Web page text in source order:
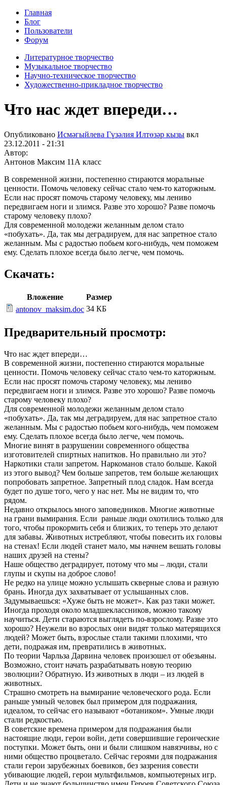
Главная
Блог
Пользователи
Форум
Литературное творчество
Музыкальное творчество
Научно-техническое творчество
Художественно-прикладное творчество
Что нас ждет впереди…
Опубликовано Исмәгыйлева Гүзәлия Илтөзәр кызы вкл
23.12.2011 - 21:31
Автор:
Антонов Максим 11А класс
В современной жизни, постепенно стираются моральные
ценности. Помочь человеку сейчас стало чем-то каторжным.
Если нас просят помочь старому человеку, мы лениво
передвигаем ноги и злимся. Разве это хорошо? Разве помочь
старому человеку плохо?
Для современной молодежи желанным делом стало
«побухать». Да, так мы деградируем, для нас запретное стало
желанным. Мы с радостью побьем кого-нибудь, чем поможем
ему. Сделать плохое всегда было легче, чем помочь.
Скачать:
Вложение
Размер
antonov_maksim.doc 34 КБ
Предварительный просмотр:
Что нас ждет впереди…
В современной жизни, постепенно стираются моральные
ценности. Помочь человеку сейчас стало чем-то каторжным.
Если нас просят помочь старому человеку, мы лениво
передвигаем ноги и злимся. Разве это хорошо? Разве помочь
старому человеку плохо?
Для современной молодежи желанным делом стало
«побухать». Да, так мы деградируем, для нас запретное стало
желанным. Мы с радостью побьем кого-нибудь, чем поможем
ему. Сделать плохое всегда было легче, чем помочь.
Многие винят в разрушении современного общества
изготовителей спиртных напитков. Но правильно ли это?
Наркотики стали запретом. Наркоманов стало больше. Какой
из этого вывод? Чем больше запретов, тем больше желающих
попробовать запретное. Запретный плод сладок. Нам всегда
будет по душе того, чего у нас нет. Мы не видим то, что
рядом.
Недавно открылось много заповедников. Многие животные
на грани вымирания. Если раньше люди охотились только для
того, чтобы прокормить себя и близких, то теперь это делают
для забавы. Животных истребляют, чтобы повесить их головы
на стенах! Если людей станет мало, мы начнем вешать головы
наших друзей на стены?
Наше общество деградирует, потому что мы – люди, стали
глупы и скупы на доброе слово!
Не редко на улице можно услышать скверные слова и разную
брань. Иногда дух захватывает от услышанных слов.
Задумываешься: «Хуже быть не может». Как раз таки может.
Иногда проходя около младшеклассников, можно такому
научиться. Дети стараются выглядеть по-взрослому. Разве это
хорошо? Неужели во взрослых они видят только матерящихся
людей? Может быть, взрослые стали такими плохими, что
дети, подражая им, превратились в животных.
По теории Чарльза Дарвина человек произошел от обезьяны.
Возможно, стоит начать разрабатывать новую теорию
эволюции? Обратную. Из животных в люди – из людей в
животных.
Страшно смотреть на вымирание человеческого рода. Если
раньше умный человек был примером для подражания,
идеалом, то сейчас его называют «ботаником». Умные люди
стали редкостью.
В советские времена примером для подражания были
настоящие люди, герои войн, дети совершившие героические
поступки. Может быть, они и были слишком навязчивы, но с
ними общество процветало. Сейчас героями для подражания
стали герои зарубежных боевиков, без зазрения совести
убивающие людей, герои мультфильмов, компьютерных игр.